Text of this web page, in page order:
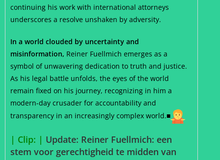
continuing his work with international attorneys
underscores a resolve unshaken by adversity.
In a world clouded by uncertainty and
misinformation, Reiner Fuellmich emerges as a
symbol of unwavering dedication to truth and justice.
As his legal battle unfolds, the eyes of the world
remain fixed on his journey, recognizing in him a
modern-day crusader for accountability and
transparency in an increasingly complex world.■
| Clip: | Update: Reiner Fuellmich: een
stem voor gerechtigheid te midden van